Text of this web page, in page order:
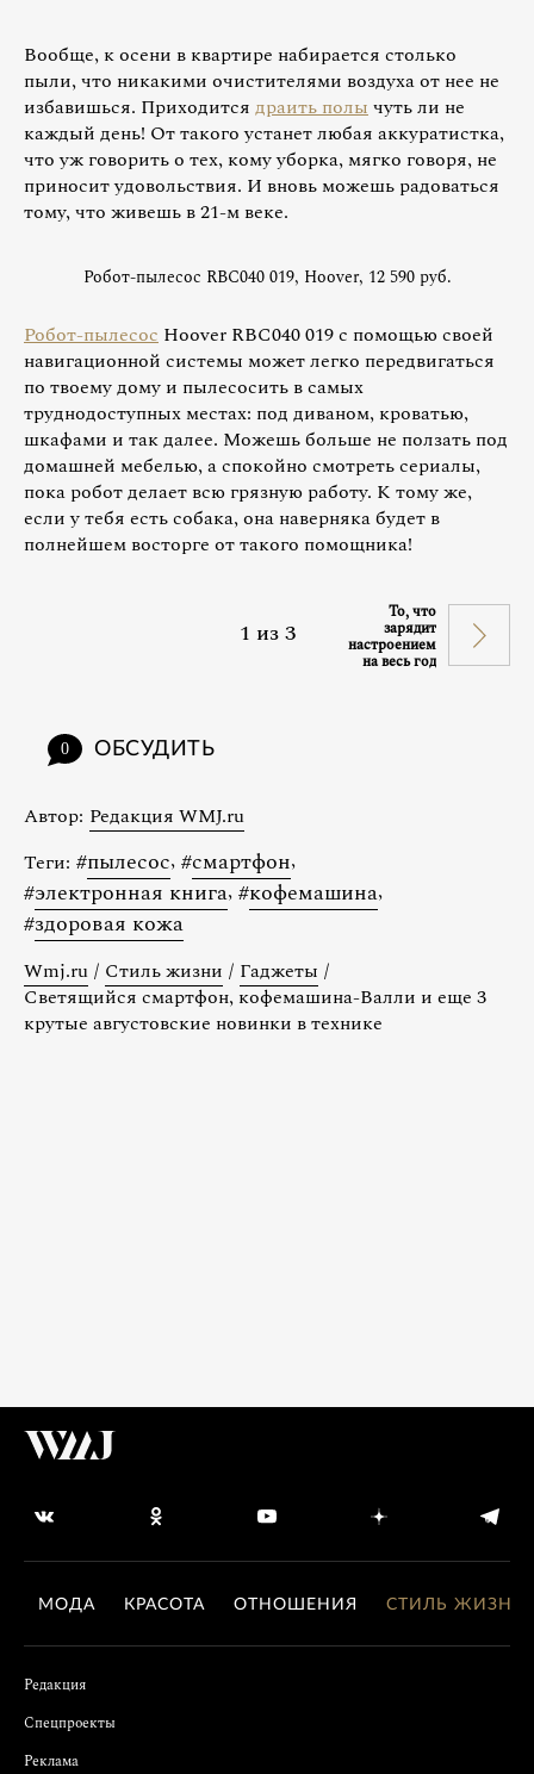
Вообще, к осени в квартире набирается столько
пыли, что никакими очистителями воздуха от нее не
избавишься. Приходится драить полычуть ли не
каждый день! От такого устанет любая аккуратистка,
что уж говорить о тех, кому уборка, мягко говоря, не
приносит удовольствия. И вновь можешь радоваться
тому, что живешь в 21-м веке.
Робот-пылесос RBC040 019, Hoover, 12 590 руб.
Робот-пылесос Hoover RBC040 019 с помощью своей
навигационной системы может легко передвигаться
по твоему дому и пылесосить в самых
труднодоступных местах: под диваном, кроватью,
шкафами и так далее. Можешь больше не ползать под
домашней мебелью, а спокойно смотреть сериалы,
пока робот делает всю грязную работу. К тому же,
если у тебя есть собака, она наверняка будет в
полнейшем восторге от такого помощника!
1 из3
То, что
зарядит
настроением
на весь год
0 ОБСУДИТЬ
Автор: Редакция WMJ.ru
Теги: #пылесос, #смартфон,
#электронная книга, #кофемашина,
#здоровая кожа
Wmj.ru / Стиль жизни / Гаджеты /
Светящийся смартфон, кофемашина-Валли и еще 3
крутые августовские новинки в технике
МОДА КРАСОТА ОТНОШЕНИЯ СТИЛЬ ЖИЗНИ
Редакция
Спецпроекты
Реклама